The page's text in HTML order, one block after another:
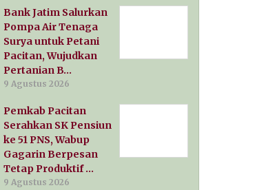
Bank Jatim Salurkan
Pompa Air Tenaga
Surya untuk Petani
Pacitan, Wujudkan
Pertanian B…
9 Agustus 2026
Pemkab Pacitan
Serahkan SK Pensiun
ke 51 PNS, Wabup
Gagarin Berpesan
Tetap Produktif …
9 Agustus 2026